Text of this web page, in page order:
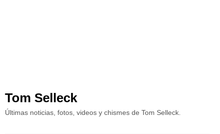
Tom Selleck
Últimas noticias, fotos, videos y chismes de Tom Selleck.